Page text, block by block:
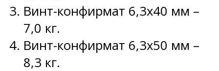
Винт-конфирмат 6,3х40 мм –
7,0 кг.
Винт-конфирмат 6,3х50 мм –
8,3 кг.